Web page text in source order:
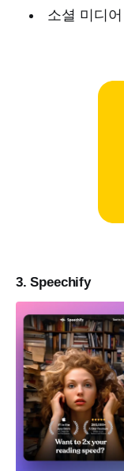
소셜 미디
3. Speechify